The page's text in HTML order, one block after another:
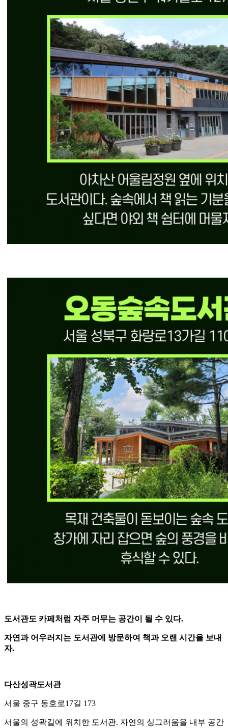
도서관도 카페처럼 자주 머무는 공간이 될 수 있다.
자연과 어우러지는 도서관에 방문하여 책과 오랜 시간을 보내
자.
다산성곽도서관
서울 중구 동호로17길 173
서울의 성곽길에 위치한 도서관. 자연의 싱그러움을 내부 공간